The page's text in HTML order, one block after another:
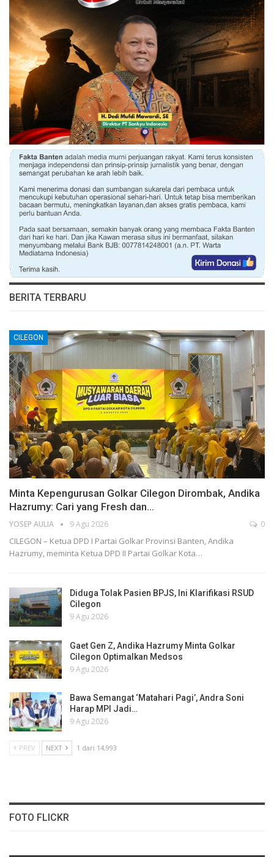
BERITA TERBARU
CILEGON
Minta Kepengurusan Golkar Cilegon Dirombak, Andika
Hazrumy: Cari yang Fresh dan…
YOSEP AULIA 9 Agu 2026 0
CILEGON – Ketua DPD I Partai Golkar Provinsi Banten, Andika
Hazrumy, meminta Ketua DPD II Partai Golkar Kota…
Diduga Tolak Pasien BPJS, Ini Klarifikasi RSUD
Cilegon
9 Agu 2026
Gaet Gen Z, Andika Hazrumy Minta Golkar
Cilegon Optimalkan Medsos
9 Agu 2026
Bawa Semangat ‘Matahari Pagi’, Andra Soni
Harap MPI Jadi…
9 Agu 2026
PREV NEXT 1 dari 14,993
FOTO FLICKR